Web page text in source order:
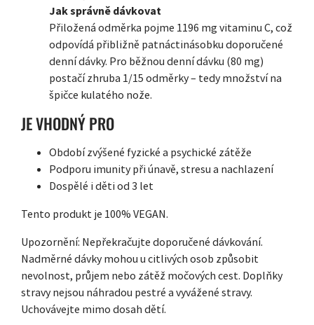
Jak správně dávkovat
Přiložená odměrka pojme 1196 mg vitaminu C, což
odpovídá přibližně patnáctinásobku doporučené
denní dávky. Pro běžnou denní dávku (80 mg)
postačí zhruba 1/15 odměrky – tedy množství na
špičce kulatého nože.
JE VHODNÝ PRO
Období zvýšené fyzické a psychické zátěže
Podporu imunity při únavě, stresu a nachlazení
Dospělé i děti od 3 let
Tento produkt je 100% VEGAN.
Upozornění: Nepřekračujte doporučené dávkování.
Nadměrné dávky mohou u citlivých osob způsobit
nevolnost, průjem nebo zátěž močových cest. Doplňky
stravy nejsou náhradou pestré a vyvážené stravy.
Uchovávejte mimo dosah dětí.